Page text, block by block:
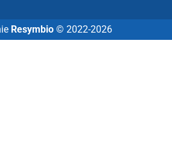
Resymbio © 2022-2026